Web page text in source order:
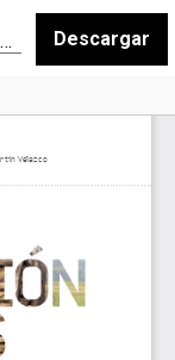
Descargar